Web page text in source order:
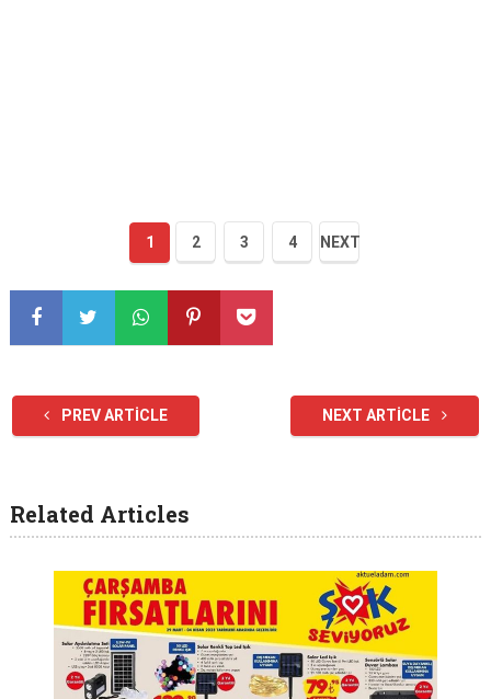
1 2 3 4 NEXT
PREV ARTICLE NEXT ARTICLE
Related Articles